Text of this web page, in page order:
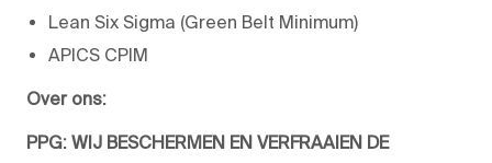
Lean Six Sigma (Green Belt Minimum)
APICS CPIM
Over ons:
PPG: WIJ BESCHERMEN EN VERFRAAIEN DE